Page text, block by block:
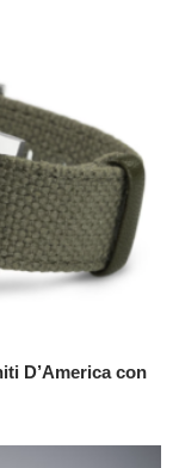
D’America con